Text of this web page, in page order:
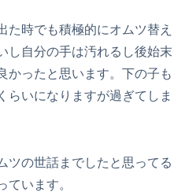
た時でも積極的にオムツ替え
し自分の手は汚れるし後始末
かったと思います。下の子も
らいになりますが過ぎてしま
ツの世話までしたと思ってる
ています。